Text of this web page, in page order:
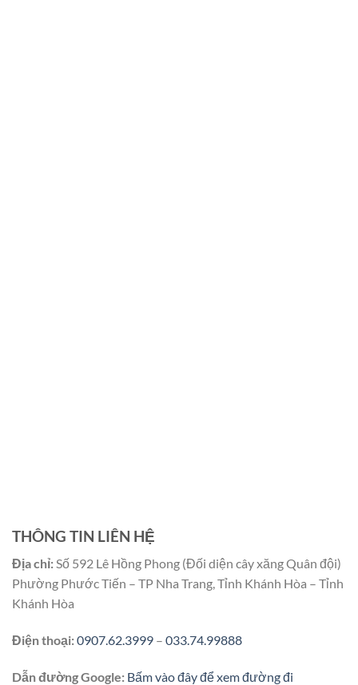
THÔNG TIN LIÊN HỆ
Địa chỉ:Số 592 Lê Hồng Phong (Đối diện cây xăng Quân đội)
Phường Phước Tiến – TP Nha Trang, Tỉnh Khánh Hòa – Tỉnh
Khánh Hòa
Điện thoại:0907.62.3999 – 033.74.99888
Dẫn đường Google: Bấm vào đây để xem đường đi